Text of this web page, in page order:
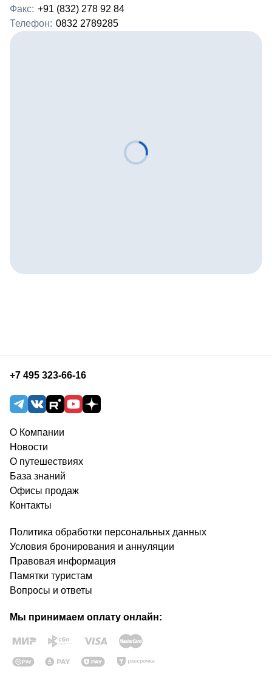
Факс: +91 (832) 278 92 84
Телефон: 0832 2789285
+7 495 323-66-16
О Компании
Новости
О путешествиях
База знаний
Офисы продаж
Контакты
Политика обработки персональных данных
Условия бронирования и аннуляции
Правовая информация
Памятки туристам
Вопросы и ответы
Мы принимаем оплату онлайн: